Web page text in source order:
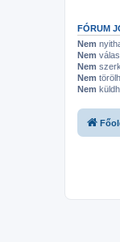
FÓRUM
Nem
Nem
Nem
Nem
Nem